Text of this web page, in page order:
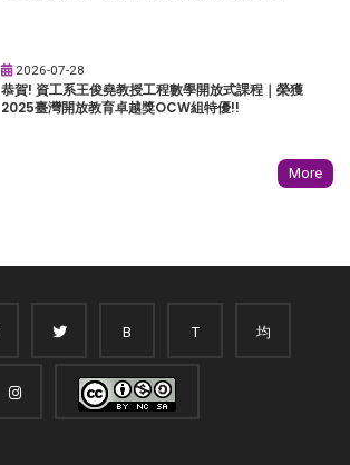
2026-07-28
恭賀! 資工系王俊堯教授工程數學開放式課程｜榮獲
2025臺灣開放教育卓越獎OCW組特優!!
More
B T 均